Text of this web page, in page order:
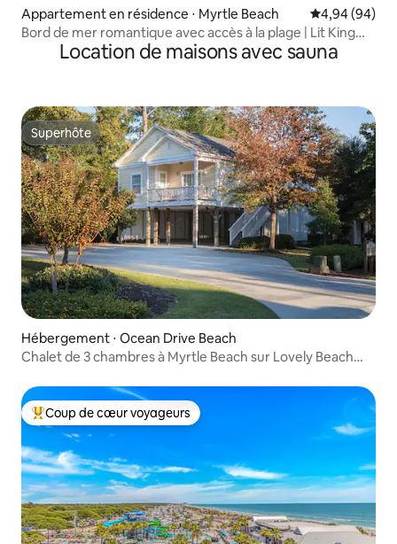
Appartement en résidence ⋅ Myrtle Beach Évaluation
4,94 (94)
Bord de mer romantique avec accès à la plage | Lit King
Size et barLocation de maisons avec sauna
Superhôte
Superhôte
Hébergement ⋅ Ocean Drive Beach
Chalet de 3 chambres à Myrtle Beach sur Lovely Beach
Coups de cœur voyageurs les plus appréciés
Coup de cœur voyageurs